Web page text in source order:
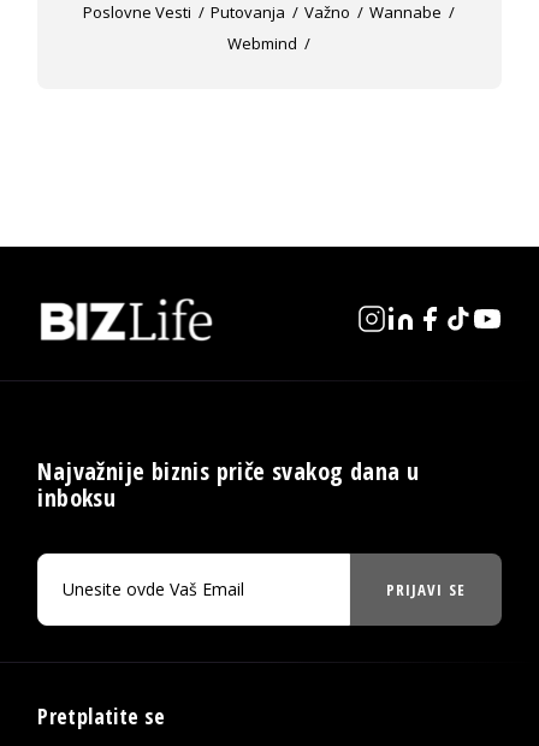
Poslovne Vesti
Putovanja Važno
Wannabe
Webmind
Najvažnije biznis priče svakog dana u
inboksu
PRIJAVI SE
Pretplatite se